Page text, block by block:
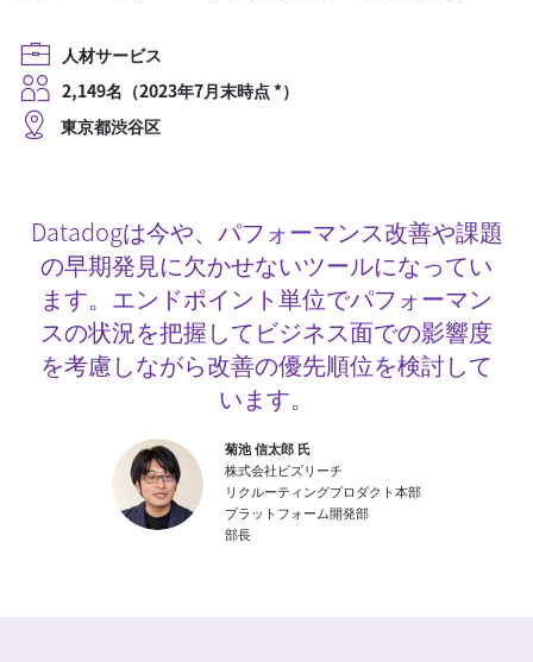
人材サービス
2,149名（2023年7月末時点 *）
東京都渋谷区
Datadogは今や、パフォーマンス改善や課題
の早期発見に欠かせないツールになってい
ます。エンドポイント単位でパフォーマン
スの状況を把握してビジネス面での影響度
を考慮しながら改善の優先順位を検討して
います。
菊池 信太郎 氏
株式会社ビズリーチ
リクルーティングプロダクト本部
プラットフォーム開発部
部長